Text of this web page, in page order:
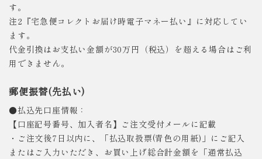
す。
注2『宅急便コレクトお届け時電子マネー払い』に対応してい
ます。
代金引換はお支払い金額が30万円（税込）を超える場合はご利
用できません。
郵便振替(先払い)
●払込先口座情報：
【口座記号番号、加入者名】ご注文受付メールに記載
・ご注文後7日以内に、「払込取扱票(青色の用紙)」にご記入
またはご入力いただき、お買い上げ総合計金額を「通常払込